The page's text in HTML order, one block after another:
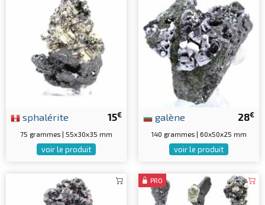
15€
sphalérite
75 grammes | 55x30x35 mm
voir le produit
28€
galène
140 grammes | 60x50x25 mm
voir le produit
PRO